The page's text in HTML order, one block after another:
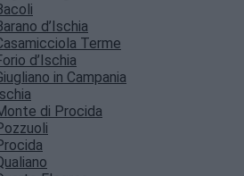
d’Ischia
Terme
d’Ischia
in Campania
Ischia
di Procida